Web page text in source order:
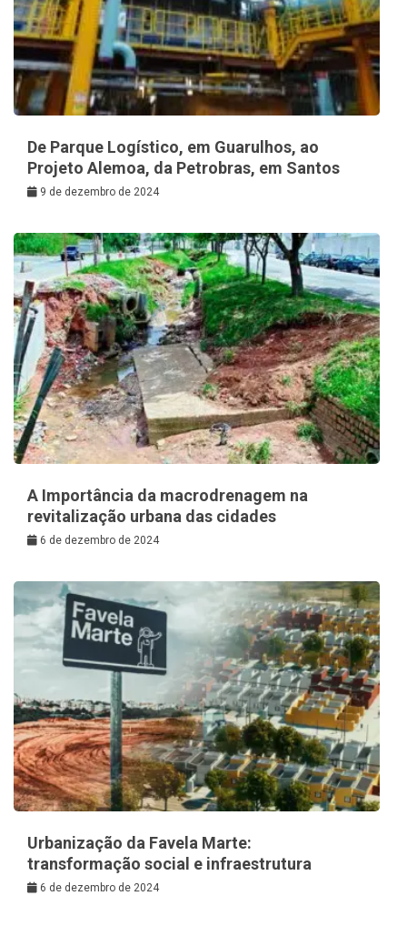
De Parque Logístico, em Guarulhos, ao
Projeto Alemoa, da Petrobras, em Santos
9 de dezembro de 2024
A Importância da macrodrenagem na
revitalização urbana das cidades
6 de dezembro de 2024
Urbanização da Favela Marte:
transformação social e infraestrutura
6 de dezembro de 2024